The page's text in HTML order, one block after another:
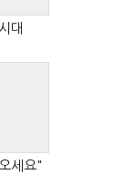
대
세요"